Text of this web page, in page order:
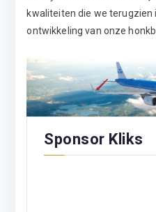
kwaliteiten die we terugzien
ontwikkeling van onze
Sponsor Kliks